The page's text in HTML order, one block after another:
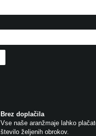
Brez doplačila
Vse naše aranžmaje lahko
število željenih obrokov.